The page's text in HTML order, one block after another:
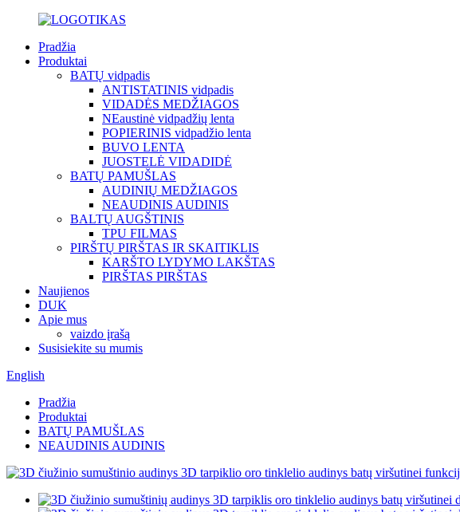
Pradžia
Produktai
BATŲ vidpadis
ANTISTATINIS vidpadis
VIDADĖS MEDŽIAGOS
NEaustinė vidpadžių lenta
POPIERINIS vidpadžio lenta
BUVO LENTA
JUOSTELĖ VIDADIDĖ
BATŲ PAMUŠLAS
AUDINIŲ MEDŽIAGOS
NEAUDINIS AUDINIS
BALTŲ AUGŠTINIS
TPU FILMAS
PIRŠTŲ PIRŠTAS IR SKAITIKLIS
KARŠTO LYDYMO LAKŠTAS
PIRŠTAS PIRŠTAS
Naujienos
DUK
Apie mus
vaizdo įrašą
Susisiekite su mumis
English
Pradžia
Produktai
BATŲ PAMUŠLAS
NEAUDINIS AUDINIS